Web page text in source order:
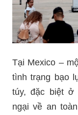
Tại Mexico –
tình trạng bạo
túy, đặc biệt ở
ngại về an